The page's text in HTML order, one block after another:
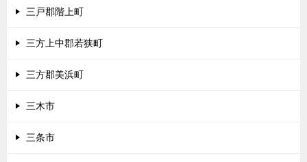
三戸郡階上町
三方上中郡若狭町
三方郡美浜町
三木市
三条市